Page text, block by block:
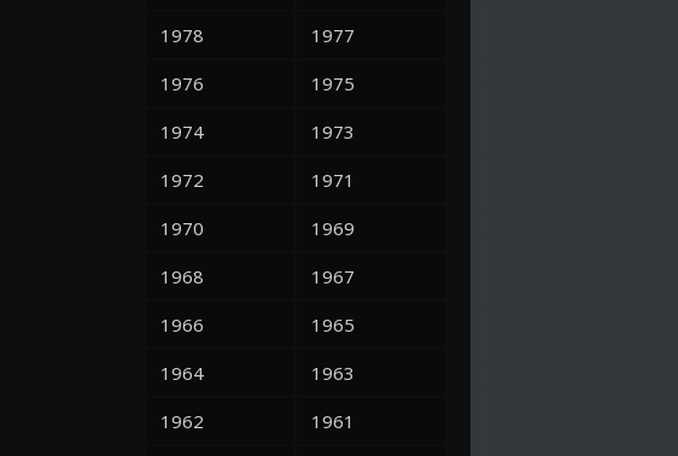
1978
1977
1976
1975
1974
1973
1972
1971
1970
1969
1968
1967
1966
1965
1964
1963
1962
1961